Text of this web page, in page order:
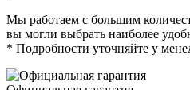
Мы работаем с большим
вы могли выбрать наиболее
* Подробности уточняйте у